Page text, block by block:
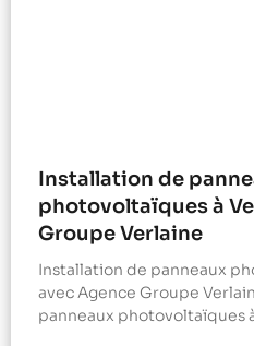
Installation de
photovoltaïques à
Groupe Verlaine
Installation de panneaux
avec Agence Groupe
panneaux photovoltaïques